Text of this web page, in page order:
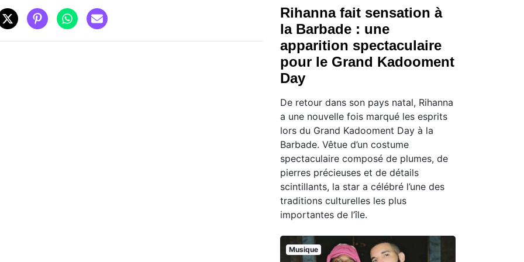
Rihanna fait sensation à
la Barbade : une
apparition spectaculaire
pour le Grand Kadooment
Day
De retour dans son pays natal, Rihanna
a une nouvelle fois marqué les esprits
lors du Grand Kadooment Day à la
Barbade. Vêtue d’un costume
spectaculaire composé de plumes, de
pierres précieuses et de détails
scintillants, la star a célébré l’une des
traditions culturelles les plus
importantes de l’île.
Musique